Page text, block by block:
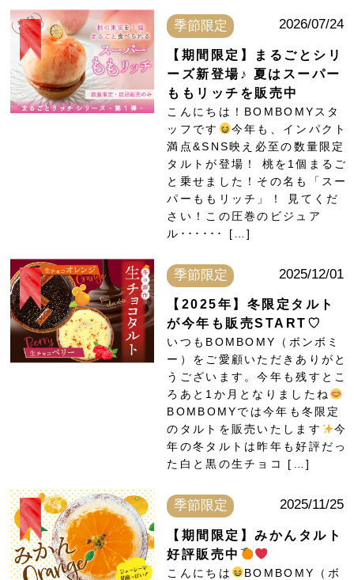
季節限定 2026/07/24
【期間限定】まるごとシリ
ーズ新登場♪ 夏はスーパー
ももリッチを販売中
こんにちは！BOMBOMYスタ
ッフです
今年も、インパクト
満点&SNS映え必至の数量限定
タルトが登場！ 桃を1個まるご
と乗せました！その名も「スー
パーももリッチ」！ 見てくだ
さい！この圧巻のビジュア
ル･･････ […]
季節限定 2025/12/01
【2025年】冬限定タルト
が今年も販売START♡
いつもBOMBOMY（ボンボミ
ー）をご愛顧いただきありがと
うございます。今年も残すとこ
ろあと1か月となりましたね
BOMBOMYでは今年も冬限定
のタルトを販売いたします
今
年の冬タルトは昨年も好評だっ
た白と黒の生チョコ […]
季節限定 2025/11/25
【期間限定】みかんタルト
好評販売中
こんにちは
BOMBOMY（ボ